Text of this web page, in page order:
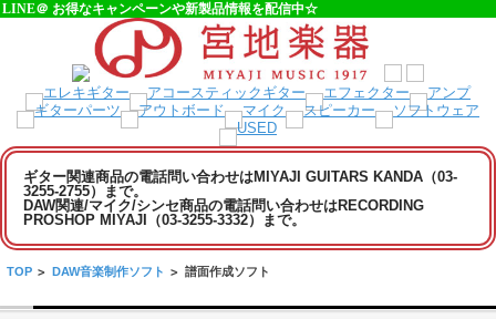
LINE＠ お得なキャンペーンや新製品情報を配信中☆
ギター関連商品の電話問い合わせはMIYAJI GUITARS KANDA（03-
3255-2755）まで。
DAW関連/マイク/シンセ商品の電話問い合わせはRECORDING
PROSHOP MIYAJI（03-3255-3332）まで。
TOP > DAW音楽制作ソフト > 譜面作成ソフト